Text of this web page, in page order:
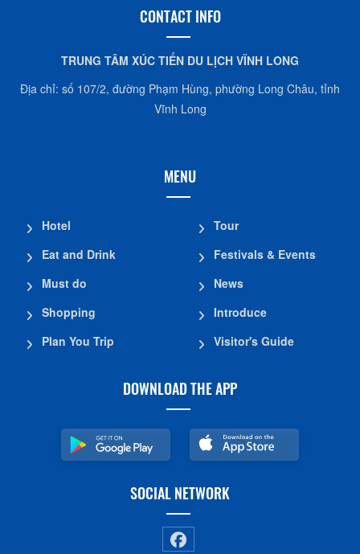
CONTACT INFO
TRUNG TÂM XÚC TIẾN DU LỊCH VĨNH LONG
Địa chỉ: số 107/2, đường Phạm Hùng, phường Long Châu, tỉnh
Vĩnh Long
MENU
Hotel
Eat and Drink
Must do
Shopping
Plan You Trip
Tour
Festivals & Events
News
Introduce
Visitor's Guide
DOWNLOAD THE APP
SOCIAL NETWORK